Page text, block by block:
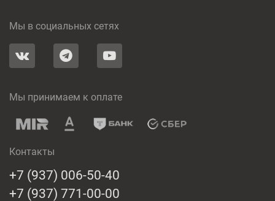
Мы в социальных сетях
Мы принимаем к оплате
Контакты
+7 (937) 006-50-40
+7 (937) 771-00-00